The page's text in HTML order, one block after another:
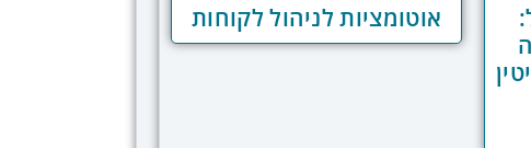
אוטומציות לניהול לקוחות